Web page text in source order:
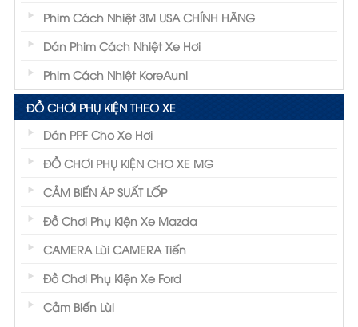
Phim Cách Nhiệt 3M USA CHÍNH HÃNG
Dán Phim Cách Nhiệt Xe Hơi
Phim Cách Nhiệt KoreAuni
ĐỒ CHƠI PHỤ KIỆN THEO XE
Dán PPF Cho Xe Hơi
ĐỒ CHƠI PHỤ KIỆN CHO XE MG
CẢM BIẾN ÁP SUẤT LỐP
Đồ Chơi Phụ Kiện Xe Mazda
CAMERA Lùi CAMERA Tiến
Đồ Chơi Phụ Kiện Xe Ford
Cảm Biến Lùi